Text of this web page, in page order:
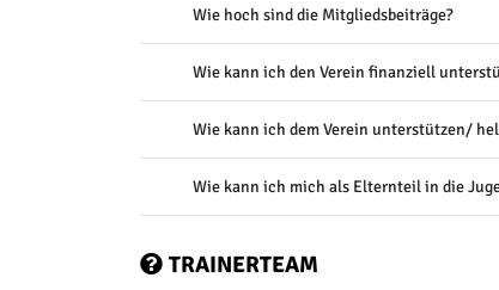
Wie hoch sind die Mitgliedsbeiträge?
Wie kann ich den Verein finanziell
Wie kann ich dem Verein unterstützen/
Wie kann ich mich als Elternteil in die
TRAINERTEAM